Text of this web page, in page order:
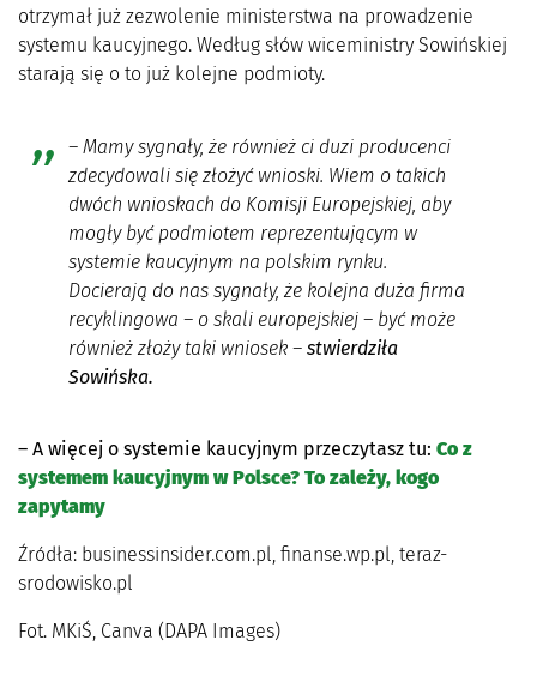
otrzymał już zezwolenie ministerstwa na prowadzenie
systemu kaucyjnego. Według słów wiceministry Sowińskiej
starają się o to już kolejne podmioty.
– Mamy sygnały, że również ci duzi producenci
zdecydowali się złożyć wnioski. Wiem o takich
dwóch wnioskach do Komisji Europejskiej, aby
mogły być podmiotem reprezentującym w
systemie kaucyjnym na polskim rynku.
Docierają do nas sygnały, że kolejna duża firma
recyklingowa – o skali europejskiej – być może
również złoży taki wniosek – stwierdziła
Sowińska.
– A więcej o systemie kaucyjnym przeczytasz tu: Co z
systemem kaucyjnym w Polsce? To zależy, kogo
zapytamy
Źródła: businessinsider.com.pl, finanse.wp.pl, teraz-
srodowisko.pl
Fot. MKiŚ, Canva (DAPA Images)